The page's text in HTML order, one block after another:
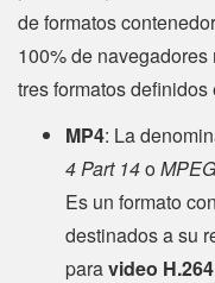
de formatos
100% de
tres formatos
MP4: La
4 Part 14o
Es un formato
destinados a su
paravideo H.264